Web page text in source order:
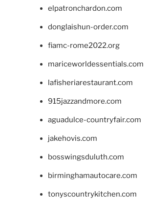
elpatronchardon.com
donglaishun-order.com
fiamc-rome2022.org
mariceworldessentials.com
lafisheriarestaurant.com
915jazzandmore.com
aguadulce-countryfair.com
jakehovis.com
bosswingsduluth.com
birminghamautocare.com
tonyscountrykitchen.com